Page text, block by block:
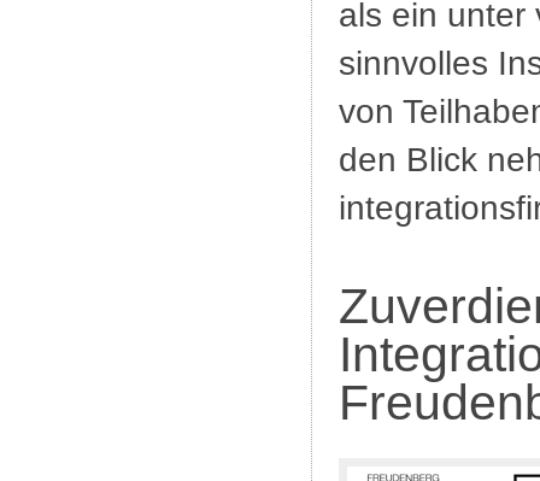
als ein unter
sinnvolles
von
den Blick